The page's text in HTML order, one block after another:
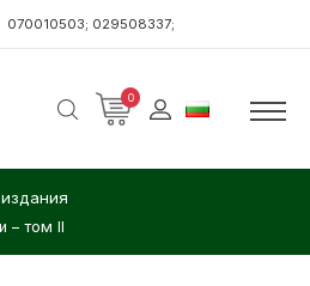
070010503; 029508337;
0
– том II